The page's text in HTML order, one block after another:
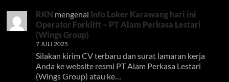
RKN mengenai Info Loker Karawang hari ini
Operator Forklift – PT Alam Perkasa Lestari
(Wings Group)
7 JULI 2025
Silakan kirim CV terbaru dan surat lamaran kerja
Anda ke website resmi PT Alam Perkasa Lestari
(Wings Group) atau ke…